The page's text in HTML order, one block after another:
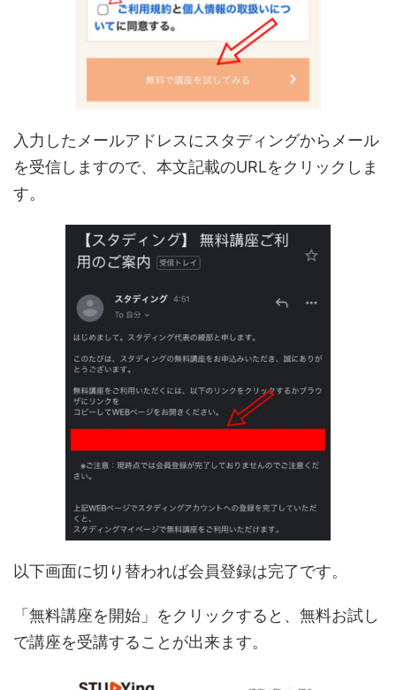
入力したメールアドレスにスタディングからメール
を受信しますので、本文記載のURLをクリックしま
す。
以下画面に切り替われば会員登録は完了です。
「無料講座を開始」をクリックすると、無料お試し
で講座を受講することが出来ます。